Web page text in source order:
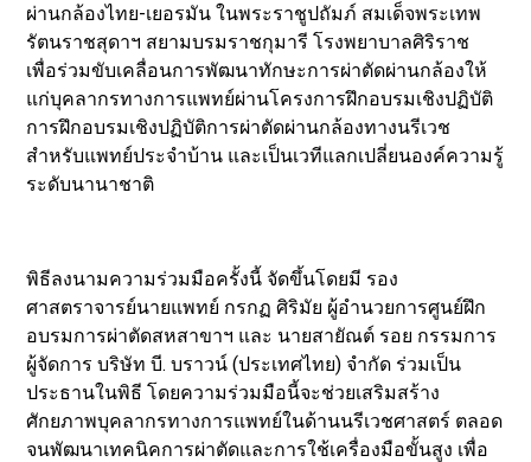
ผ่านกล้องไทย-เยอรมัน ในพระราชูปถัมภ์ สมเด็จพระเทพ
รัตนราชสุดาฯ สยามบรมราชกุมารี โรงพยาบาลศิริราช
เพื่อร่วมขับเคลื่อนการพัฒนาทักษะการผ่าตัดผ่านกล้องให้
แก่บุคลากรทางการแพทย์ผ่านโครงการฝึกอบรมเชิงปฏิบัติ
การฝึกอบรมเชิงปฏิบัติการผ่าตัดผ่านกล้องทางนรีเวช
สำหรับแพทย์ประจำบ้าน และเป็นเวทีแลกเปลี่ยนองค์ความรู้
ระดับนานาชาติ
พิธีลงนามความร่วมมือครั้งนี้ จัดขึ้นโดยมี รอง
ศาสตราจารย์นายแพทย์ กรกฏ ศิริมัย ผู้อำนวยการศูนย์ฝึก
อบรมการผ่าตัดสหสาขาฯ และ นายสายัณต์ รอย กรรมการ
ผู้จัดการ บริษัท บี. บราวน์ (ประเทศไทย) จำกัด ร่วมเป็น
ประธานในพิธี โดยความร่วมมือนี้จะช่วยเสริมสร้าง
ศักยภาพบุคลากรทางการแพทย์ในด้านนรีเวชศาสตร์ ตลอด
จนพัฒนาเทคนิคการผ่าตัดและการใช้เครื่องมือขั้นสูง เพื่อ